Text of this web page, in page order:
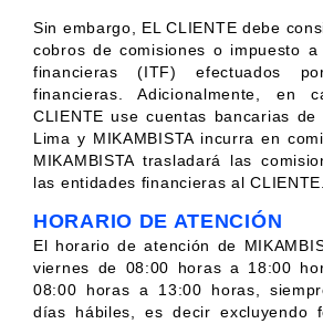
Sin embargo, EL CLIENTE debe
cobros de comisiones o impuesto a
financieras (ITF) efectuados
financieras. Adicionalmente, en
CLIENTE use cuentas bancarias
Lima y MIKAMBISTA incurra en
MIKAMBISTA trasladará las
las entidades financieras al CLIENTE.
HORARIO DE ATENCIÓN
El horario de atención de
viernes de 08:00 horas a 18:00
08:00 horas a 13:00 horas,
días hábiles, es decir excluyendo